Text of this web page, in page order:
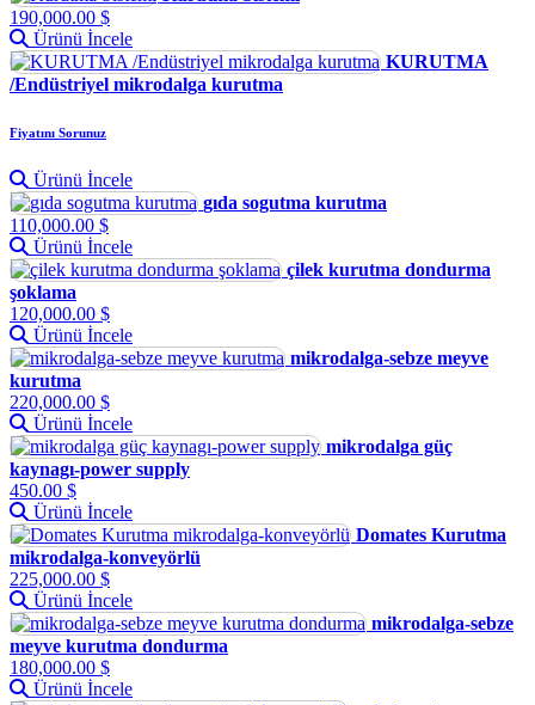
190,000.00 $
Ürünü İncele
KURUTMA
/Endüstriyel mikrodalga kurutma
Fiyatını Sorunuz
Ürünü İncele
gıda sogutma kurutma
110,000.00 $
Ürünü İncele
çilek kurutma dondurma
şoklama
120,000.00 $
Ürünü İncele
mikrodalga-sebze meyve
kurutma
220,000.00 $
Ürünü İncele
mikrodalga güç
kaynagı-power supply
450.00 $
Ürünü İncele
Domates Kurutma
mikrodalga-konveyörlü
225,000.00 $
Ürünü İncele
mikrodalga-sebze
meyve kurutma dondurma
180,000.00 $
Ürünü İncele